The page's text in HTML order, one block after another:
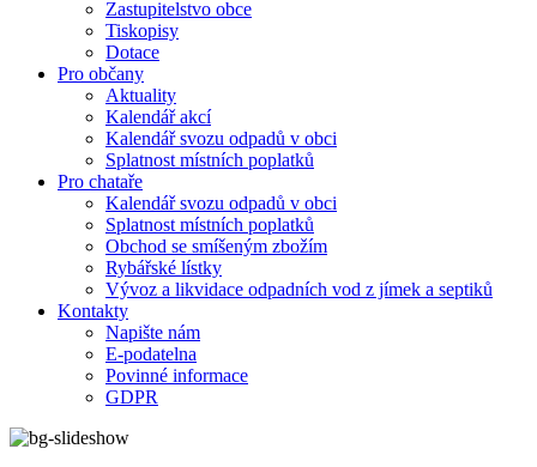
Zastupitelstvo obce
Tiskopisy
Dotace
Pro občany
Aktuality
Kalendář akcí
Kalendář svozu odpadů v obci
Splatnost místních poplatků
Pro chataře
Kalendář svozu odpadů v obci
Splatnost místních poplatků
Obchod se smíšeným zbožím
Rybářské lístky
Vývoz a likvidace odpadních vod z jímek a septiků
Kontakty
Napište nám
E-podatelna
Povinné informace
GDPR